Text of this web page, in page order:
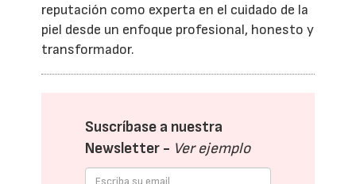
reputación como experta en el cuidado de la
piel desde un enfoque profesional, honesto y
transformador.
Suscríbase a nuestra
Newsletter - Ver ejemplo